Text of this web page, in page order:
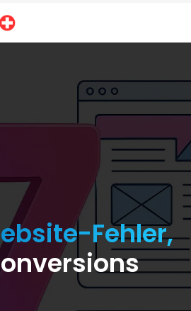
Fehler,